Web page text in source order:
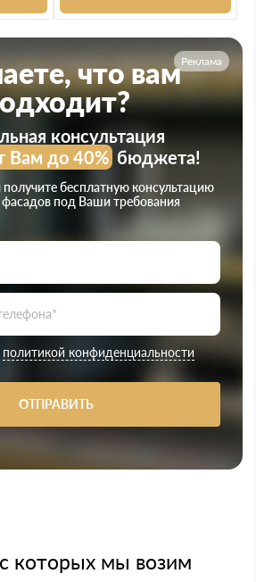
Реклама
что вам
консультация
Вам до 40%бюджета!
получите бесплатную консультацию
под Ваши требования
политикой конфиденциальности
ОТПРАВИТЬ
которых мы возим